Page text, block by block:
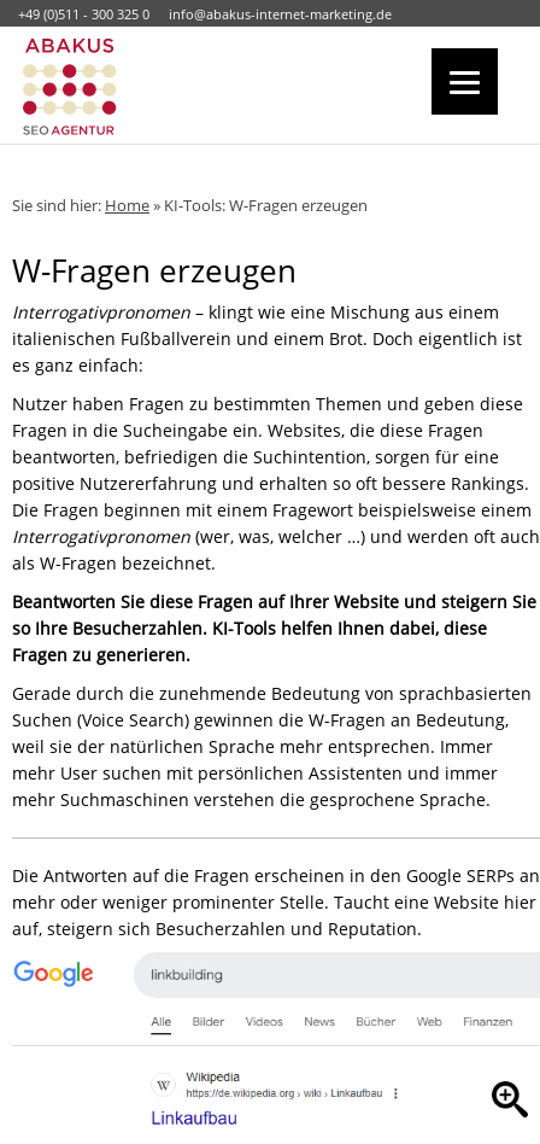
+49 (0)511 - 300 325 0 info@abakus-internet-marketing.de
Sie sind hier: Home» KI-Tools: W-Fragen erzeugen
W-Fragen erzeugen
Interrogativpronomen – klingt wie eine Mischung aus einem
italienischen Fußballverein und einem Brot. Doch eigentlich ist
es ganz einfach:
Nutzer haben Fragen zu bestimmten Themen und geben diese
Fragen in die Sucheingabe ein. Websites, die diese Fragen
beantworten, befriedigen die Suchintention, sorgen für eine
positive Nutzererfahrung und erhalten so oft bessere Rankings.
Die Fragen beginnen mit einem Fragewort beispielsweise einem
Interrogativpronomen (wer, was, welcher …) und werden oft auch
als W-Fragen bezeichnet.
Beantworten Sie diese Fragen auf Ihrer Website und steigern Sie
so Ihre Besucherzahlen. KI-Tools helfen Ihnen dabei, diese
Fragen zu generieren.
Gerade durch die zunehmende Bedeutung von sprachbasierten
Suchen (Voice Search) gewinnen die W-Fragen an Bedeutung,
weil sie der natürlichen Sprache mehr entsprechen. Immer
mehr User suchen mit persönlichen Assistenten und immer
mehr Suchmaschinen verstehen die gesprochene Sprache.
Die Antworten auf die Fragen erscheinen in den Google SERPs an
mehr oder weniger prominenter Stelle. Taucht eine Website hier
auf, steigern sich Besucherzahlen und Reputation.